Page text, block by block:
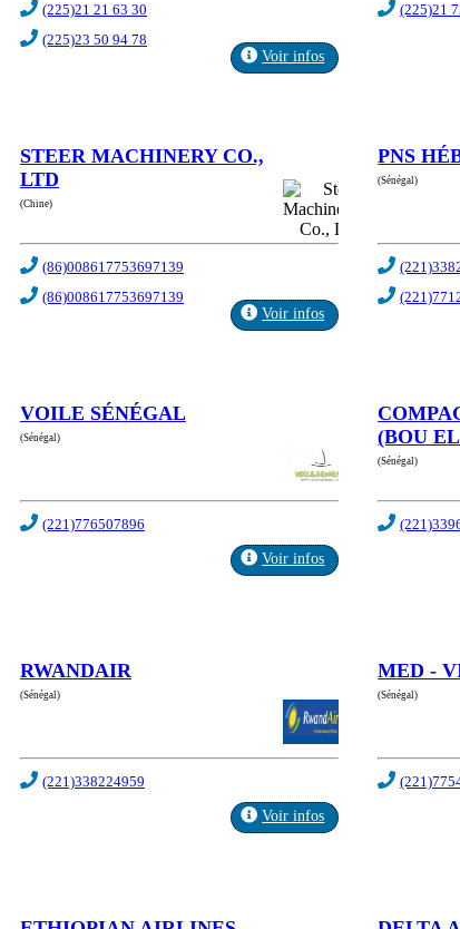
(225)21 21 63 30
(225)23 50 94 78
Voir infos
(225)21
STEER MACHINERY CO.,
LTD
(Chine)
(86)008617753697139
(86)008617753697139
Voir infos
PNS
(Sénégal)
VOILE SÉNÉGAL
(Sénégal)
(221)776507896
Voir infos
(BOU
(Sénégal)
RWANDAIR
(Sénégal)
(221)338224959
Voir infos
MED -
(Sénégal)